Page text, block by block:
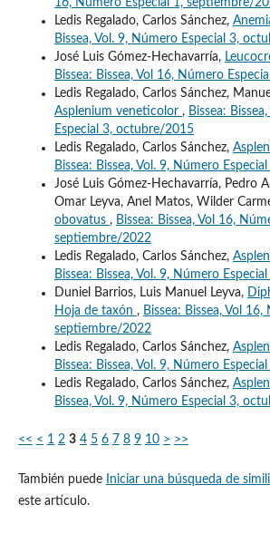
Ledis Regalado, Carlos Sánchez,
Bissea, Vol. 9, Número Especial 3,
José Luis Gómez-Hechavarría,
Bissea: Bissea, Vol 16, Número
Ledis Regalado, Carlos Sánchez,
Asplenium veneticolor , Bissea:
Especial 3, octubre/2015
Ledis Regalado, Carlos Sánchez,
Bissea: Bissea, Vol. 9, Número
José Luis Gómez-Hechavarría, Pedro
Omar Leyva, Anel Matos, Wilder
obovatus , Bissea: Bissea, Vol 16,
septiembre/2022
Ledis Regalado, Carlos Sánchez,
Bissea: Bissea, Vol. 9, Número
Duniel Barrios, Luis Manuel Leyva,
Hoja de taxón , Bissea: Bissea, Vol
septiembre/2022
Ledis Regalado, Carlos Sánchez,
Bissea: Bissea, Vol. 9, Número
Ledis Regalado, Carlos Sánchez,
Bissea, Vol. 9, Número Especial 3,
<< < 1 2 3 4 5 6 7 8 9 10 > >>
También puede Iniciar una búsqueda de
este artículo.